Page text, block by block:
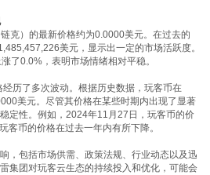
克）的最新价格约为0.0000美元。在过去的
美元，显示出一定的市场活跃度。
了0.0%，表明市场情绪相对平稳。
历了多次波动。根据历史数据，玩客币在
美元。尽管其价格在某些时期内出现了显著
定性。例如，2024年11月27日，玩客币的价
客币的价格在过去一年内有所下降。
，包括市场供需、政策法规、行业动态以及迅
集团对玩客云生态的持续投入和优化，可能会